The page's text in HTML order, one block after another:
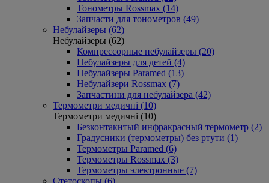
Тонометры Rossmax (14)
Запчасти для тонометров (49)
Небулайзеры (62)
Небулайзеры (62)
Компрессорные небулайзеры (20)
Небулайзеры для детей (4)
Небулайзеры Paramed (13)
Небулайзери Rossmax (7)
Запчастини для небулайзера (42)
Термометри медичні (10)
Термометри медичні (10)
Безконтакнтый инфракрасный термометр (2)
Градусники (термометры) без ртути (1)
Термометры Paramed (6)
Термометры Rossmax (3)
Термометры электронные (7)
Стетоскопы (6)